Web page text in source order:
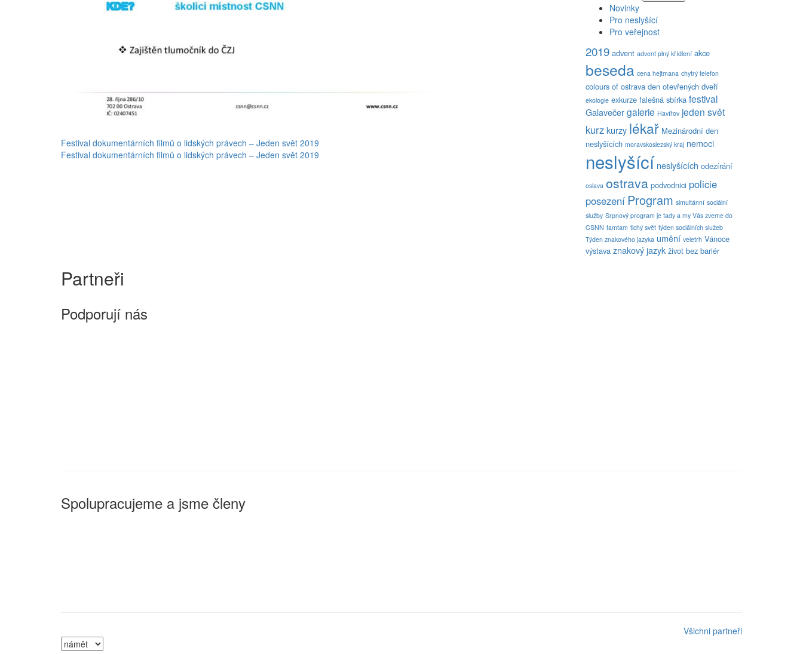
Navigace
pro
Festival dokumentárních filmů o lidských právech – Jeden svět 2019
Festival dokumentárních filmů o lidských právech – Jeden svět 2019
Novinky
Pro neslyšící
Pro veřejnost
2019 advent advent plný křídlení akce
beseda cena hejtmana chytrý telefon
colours of ostrava den otevřených dveří
ekologie exkurze falešná sbírka festival
Galavečer galerie Havířov jeden svět
kurz kurzy lékař Mezinárodní den
neslyšících moravskoslezský kraj nemoci
neslyšící neslyšících odezírání
oslava ostrava podvodnici policie
posezení Program simultánní sociální
služby Srpnový program je tady a my Vás zveme do
CSNN tamtam tichý svět týden sociálních služeb
Týden znakového jazyka umění veletrh Vánoce
výstava znakový jazyk život bez bariér
Partneři
Podporují nás
Spolupracujeme a jsme členy
Všichni partneři